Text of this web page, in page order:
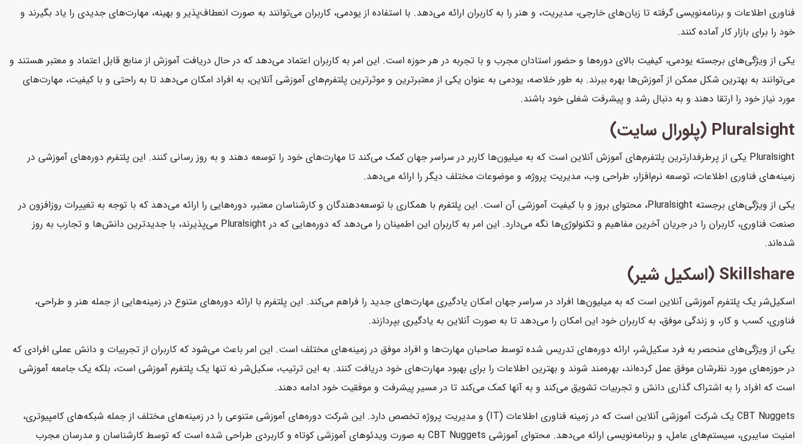
فناوری اطلاعات و برنامه‌نویسی گرفته تا زبان‌های خارجی، مدیریت، و هنر را به کاربران ارائه می‌دهد. با استفاده از یودمی، کاربران می‌توانند به صورت انعطاف‌پذیر و بهینه، مهارت‌های جدیدی را یاد بگیرند و
خود را برای بازار کار آماده کنند.
یکی از ویژگی‌های برجسته یودمی، کیفیت بالای دوره‌ها و حضور استادان مجرب و با تجربه در هر حوزه است. این امر به کاربران اعتماد می‌دهد که در حال دریافت آموزش از منابع قابل اعتماد و معتبر هستند و
می‌توانند به بهترین شکل ممکن از آموزش‌ها بهره ببرند. به طور خلاصه، یودمی به عنوان یکی از معتبرترین و موثرترین پلتفرم‌های آموزشی آنلاین، به افراد امکان می‌دهد تا به راحتی و با کیفیت، مهارت‌های
مورد نیاز خود را ارتقا دهند و به دنبال رشد و پیشرفت شغلی خود باشند.
Pluralsight (پلورال سایت)
Pluralsight یکی از پرطرفدارترین پلتفرم‌های آموزش آنلاین است که به میلیون‌ها کاربر در سراسر جهان کمک می‌کند تا مهارت‌های خود را توسعه دهند و به روز رسانی کنند. این پلتفرم دوره‌های آموزشی در
زمینه‌های فناوری اطلاعات، توسعه نرم‌افزار، طراحی وب، مدیریت پروژه، و موضوعات مختلف دیگر را ارائه می‌دهد.
یکی از ویژگی‌های برجسته Pluralsight، محتوای بروز و با کیفیت آموزشی آن است. این پلتفرم با همکاری با توسعه‌دهندگان و کارشناسان معتبر، دوره‌هایی را ارائه می‌دهد که با توجه به تغییرات روزافزون در
صنعت فناوری، کاربران را در جریان آخرین مفاهیم و تکنولوژی‌ها نگه می‌دارد. این امر به کاربران این اطمینان را می‌دهد که دوره‌هایی که در Pluralsight می‌پذیرند، با جدیدترین دانش‌ها و تجارب به روز
شده‌اند.
Skillshare (اسکیل شیر)
اسکیل‌شر یک پلتفرم آموزشی آنلاین است که به میلیون‌ها افراد در سراسر جهان امکان یادگیری مهارت‌های جدید را فراهم می‌کند. این پلتفرم با ارائه دوره‌های متنوع در زمینه‌هایی از جمله هنر و طراحی،
فناوری، کسب و کار، و زندگی موفق، به کاربران خود این امکان را می‌دهد تا به صورت آنلاین به یادگیری بپردازند.
یکی از ویژگی‌های منحصر به فرد سکیل‌شر، ارائه دوره‌های تدریس شده توسط صاحبان مهارت‌ها و افراد موفق در زمینه‌های مختلف است. این امر باعث می‌شود که کاربران از تجربیات و دانش عملی افرادی که
در حوزه‌های مورد نظرشان موفق عمل کرده‌اند، بهره‌مند شوند و بهترین اطلاعات را برای بهبود مهارت‌های خود دریافت کنند. به این ترتیب، سکیل‌شر نه تنها یک پلتفرم آموزشی است، بلکه یک جامعه آموزشی
است که افراد را به اشتراک گذاری دانش و تجربیات تشویق می‌کند و به آنها کمک می‌کند تا در مسیر پیشرفت و موفقیت خود ادامه دهند.
CBT Nuggets یک شرکت آموزشی آنلاین است که در زمینه فناوری اطلاعات (IT) و مدیریت پروژه تخصص دارد. این شرکت دوره‌های آموزشی متنوعی را در زمینه‌های مختلف از جمله شبکه‌های کامپیوتری،
امنیت سایبری، سیستم‌های عامل، و برنامه‌نویسی ارائه می‌دهد. محتوای آموزشی CBT Nuggets به صورت ویدئوهای آموزشی کوتاه و کاربردی طراحی شده است که توسط کارشناسان و مدرسان مجرب